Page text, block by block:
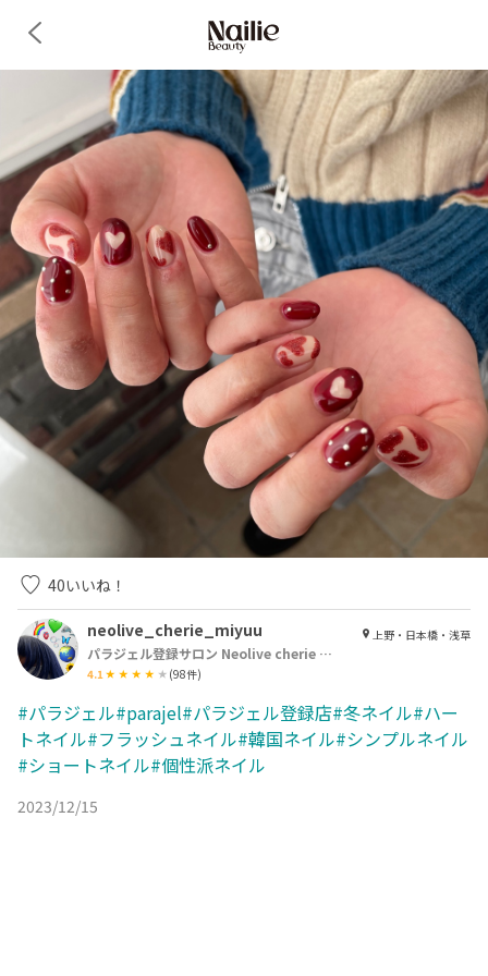
40いいね！
neolive_cherie_miyuu
パラジェル登録サロン Neolive cherie 浅草店【ネオリーブシェリエ】
4.1 (98件)
上野・日本橋・浅草
#パラジェル#parajel#パラジェル登録店#冬ネイル#ハー
トネイル#フラッシュネイル#韓国ネイル#シンプルネイル
#ショートネイル#個性派ネイル
2023/12/15